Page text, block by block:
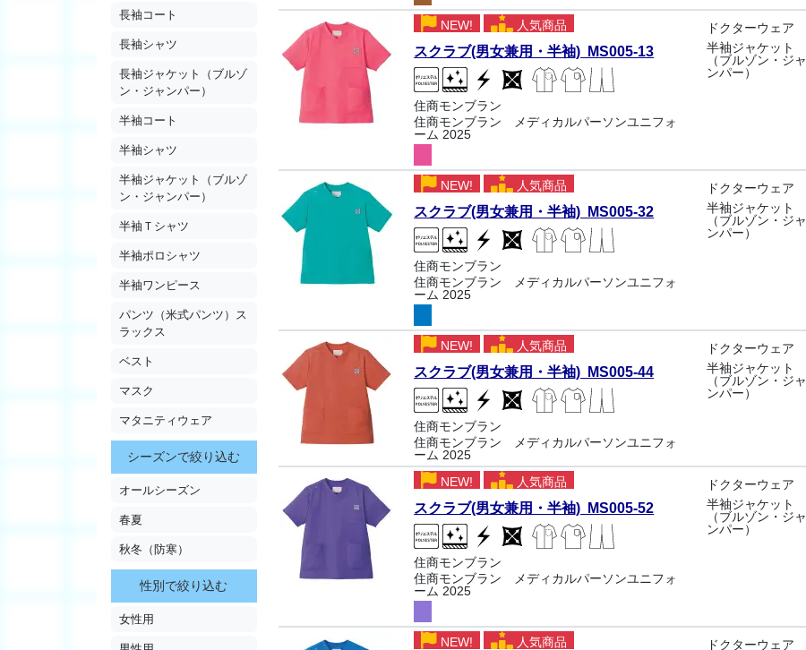
長袖コート
長袖シャツ
長袖ジャケット（ブルゾ
ン・ジャンパー）
半袖コート
半袖シャツ
半袖ジャケット（ブルゾ
ン・ジャンパー）
半袖Ｔシャツ
半袖ポロシャツ
半袖ワンピース
パンツ（米式パンツ）ス
ラックス
ベスト
マスク
マタニティウェア
シーズンで絞り込む
オールシーズン
春夏
秋冬（防寒）
性別で絞り込む
女性用
NEW! 人気商品
スクラブ(男女兼用・半袖) MS005-13
住商モンブラン
住商モンブラン メディカルパーソンユニフォ
ーム 2025
ドクターウェア
半袖ジャケット
（ブルゾン・ジャ
ンパー）
NEW! 人気商品
スクラブ(男女兼用・半袖) MS005-32
住商モンブラン
住商モンブラン メディカルパーソンユニフォ
ーム 2025
ドクターウェア
半袖ジャケット
（ブルゾン・ジャ
ンパー）
NEW! 人気商品
スクラブ(男女兼用・半袖) MS005-44
住商モンブラン
住商モンブラン メディカルパーソンユニフォ
ーム 2025
ドクターウェア
半袖ジャケット
（ブルゾン・ジャ
ンパー）
NEW! 人気商品
スクラブ(男女兼用・半袖) MS005-52
住商モンブラン
住商モンブラン メディカルパーソンユニフォ
ーム 2025
ドクターウェア
半袖ジャケット
（ブルゾン・ジャ
ンパー）
NEW! 人気商品 ドクターウェア